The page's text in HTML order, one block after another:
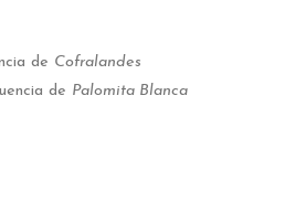
de Cofralandes
de Palomita Blanca